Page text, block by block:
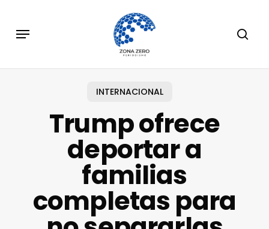
main
Menu
INTERNACIONAL
Trump ofrece
deportar a
familias
completas para